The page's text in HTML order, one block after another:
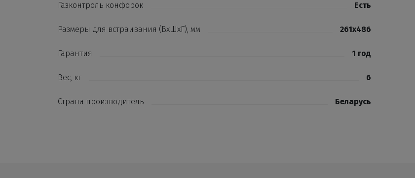
Газконтроль конфорок Есть
Размеры для встраивания (ВхШхГ), мм 261х486
Гарантия 1 год
Вес, кг 6
Страна производитель Беларусь